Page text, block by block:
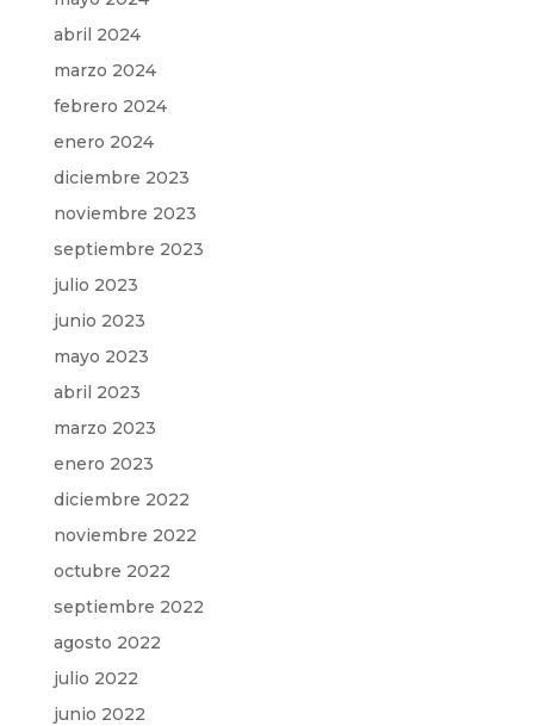
abril 2024
marzo 2024
febrero 2024
enero 2024
diciembre 2023
noviembre 2023
septiembre 2023
julio 2023
junio 2023
mayo 2023
abril 2023
marzo 2023
enero 2023
diciembre 2022
noviembre 2022
octubre 2022
septiembre 2022
agosto 2022
julio 2022
junio 2022